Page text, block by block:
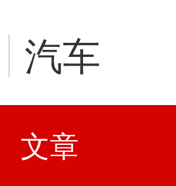
汽车
文章